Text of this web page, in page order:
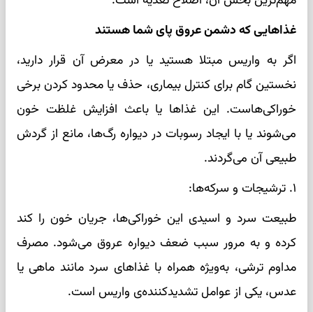
غذاهایی که دشمن عروق پای شما هستند
اگر به واریس مبتلا هستید یا در معرض آن قرار دارید،
نخستین گام برای کنترل بیماری، حذف یا محدود کردن برخی
خوراکی‌هاست. این غذاها یا باعث افزایش غلظت خون
می‌شوند یا با ایجاد رسوبات در دیواره رگ‌ها، مانع از گردش
طبیعی آن می‌گردند.
۱. ترشیجات و سرکه‌ها:
طبیعت سرد و اسیدی این خوراکی‌ها، جریان خون را کند
کرده و به مرور سبب ضعف دیواره عروق می‌شود. مصرف
مداوم ترشی، به‌ویژه همراه با غذاهای سرد مانند ماهی یا
عدس، یکی از عوامل تشدیدکننده‌ی واریس است.